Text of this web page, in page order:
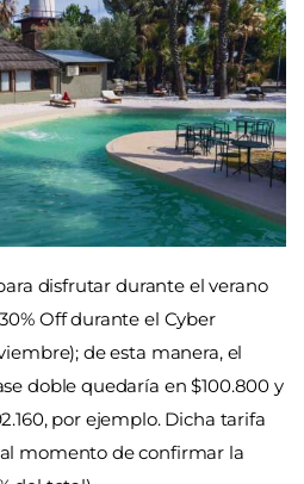
disfrutar durante el verano
Off durante el Cyber
de esta manera, el
doble quedaría en $100.800 y
por ejemplo. Dicha tarifa
momento de confirmar la